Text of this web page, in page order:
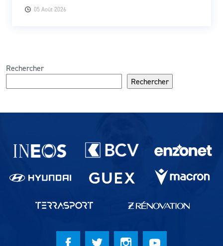
05 Août 2026
Rechercher
Rechercher
Partenaires du lausanne-Sport